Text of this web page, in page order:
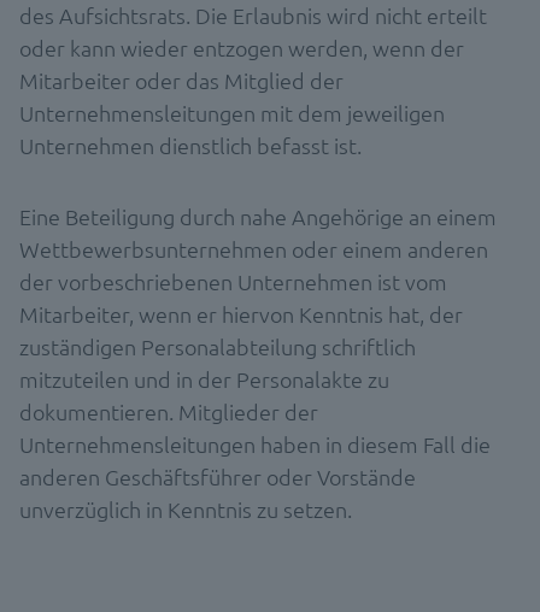
des Aufsichtsrats. Die Erlaubnis wird nicht erteilt
oder kann wieder entzogen werden, wenn der
Mitarbeiter oder das Mitglied der
Unternehmensleitungen mit dem jeweiligen
Unternehmen dienstlich befasst ist.
Eine Beteiligung durch nahe Angehörige an einem
Wettbewerbsunternehmen oder einem anderen
der vorbeschriebenen Unternehmen ist vom
Mitarbeiter, wenn er hiervon Kenntnis hat, der
zuständigen Personalabteilung schriftlich
mitzuteilen und in der Personalakte zu
dokumentieren. Mitglieder der
Unternehmensleitungen haben in diesem Fall die
anderen Geschäftsführer oder Vorstände
unverzüglich in Kenntnis zu setzen.